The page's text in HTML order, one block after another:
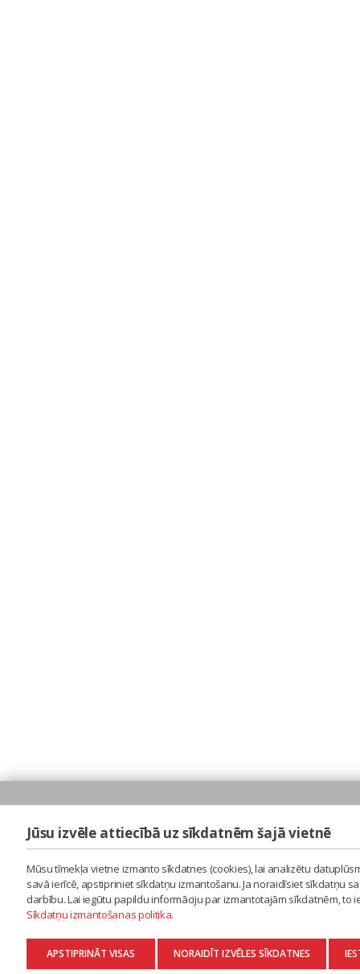
Jūsu izvēle attiecībā uz sīkdatnēm šajā vietnē
Mūsu tīmekļa vietne izmanto sīkdatnes (cookies), lai analizētu
savā ierīcē, apstipriniet sīkdatņu izmantošanu. Ja noraidīsiet sīkdatņu
darbību. Lai iegūtu papildu informāciju par izmantotajām sīkdatnēm,
Sīkdatņu izmantošanas politika.
APSTIPRINĀT VISAS NORAIDĪT IZVĒLES SĪKDATNES